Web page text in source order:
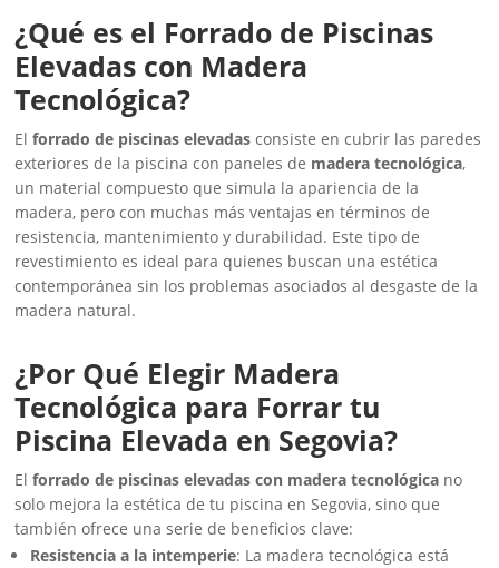
¿Qué es el Forrado de Piscinas
Elevadas con Madera
Tecnológica?
Elforrado de piscinas elevadas consiste en cubrir las paredes
exteriores de la piscina con paneles de madera tecnológica,
un material compuesto que simula la apariencia de la
madera, pero con muchas más ventajas en términos de
resistencia, mantenimiento y durabilidad. Este tipo de
revestimiento es ideal para quienes buscan una estética
contemporánea sin los problemas asociados al desgaste de la
madera natural.
¿Por Qué Elegir Madera
Tecnológica para Forrar tu
Piscina Elevada en Segovia?
Elforrado de piscinas elevadas con madera tecnológica no
solo mejora la estética de tu piscina en Segovia, sino que
también ofrece una serie de beneficios clave:
Resistencia a la intemperie: La madera tecnológica está